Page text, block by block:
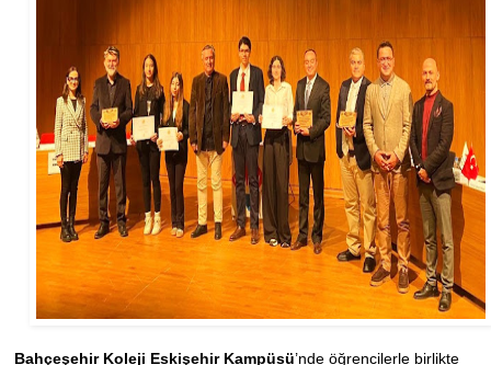
Bahçeşehir Koleji Eskişehir Kampüsü’nde öğrencilerle birlikte